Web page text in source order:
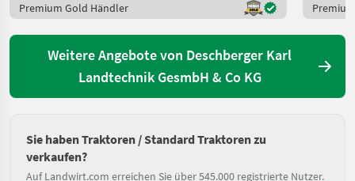
Premium Gold Händler
Weitere Angebote von Deschberger Karl
Landtechnik GesmbH & Co KG
Sie haben Traktoren / Standard Traktoren zu
verkaufen?
Auf Landwirt.com erreichen Sie über 545.000 registrierte Nutzer.